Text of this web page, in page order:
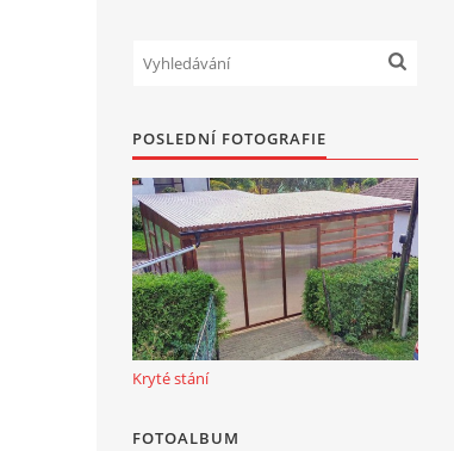
POSLEDNÍ FOTOGRAFIE
Kryté stání
FOTOALBUM